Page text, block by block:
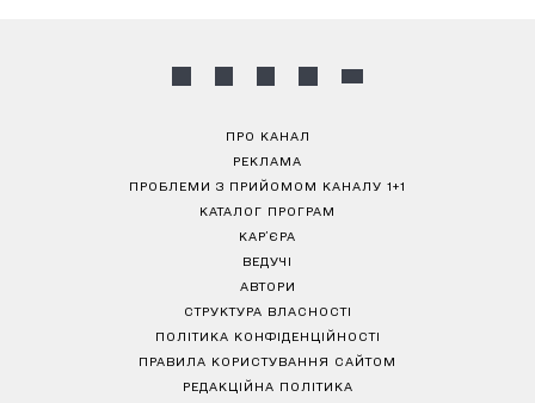
ПРО КАНАЛ
РЕКЛАМА
ПРОБЛЕМИ З ПРИЙОМОМ КАНАЛУ 1+1
КАТАЛОГ ПРОГРАМ
КАР’ЄРА
ВЕДУЧІ
АВТОРИ
СТРУКТУРА ВЛАСНОСТІ
ПОЛІТИКА КОНФІДЕНЦІЙНОСТІ
ПРАВИЛА КОРИСТУВАННЯ САЙТОМ
РЕДАКЦІЙНА ПОЛІТИКА